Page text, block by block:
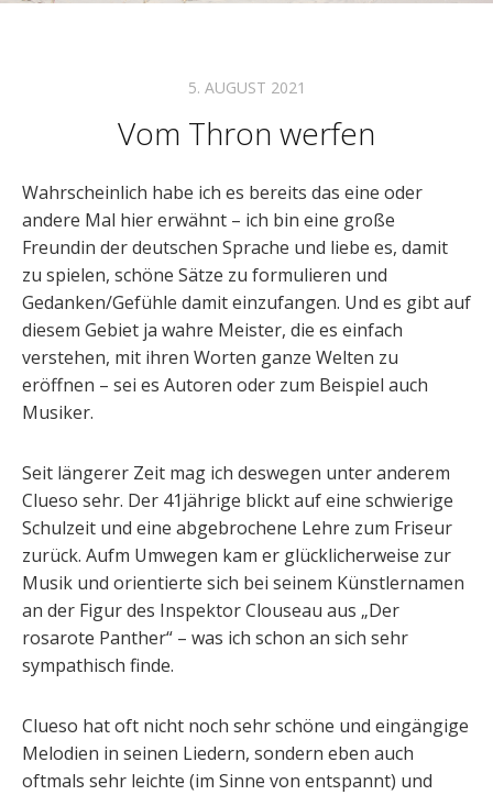
5. AUGUST 2021
Vom Thron werfen
Wahrscheinlich habe ich es bereits das eine oder
andere Mal hier erwähnt – ich bin eine große
Freundin der deutschen Sprache und liebe es, damit
zu spielen, schöne Sätze zu formulieren und
Gedanken/Gefühle damit einzufangen. Und es gibt auf
diesem Gebiet ja wahre Meister, die es einfach
verstehen, mit ihren Worten ganze Welten zu
eröffnen – sei es Autoren oder zum Beispiel auch
Musiker.
Seit längerer Zeit mag ich deswegen unter anderem
Clueso sehr. Der 41jährige blickt auf eine schwierige
Schulzeit und eine abgebrochene Lehre zum Friseur
zurück. Aufm Umwegen kam er glücklicherweise zur
Musik und orientierte sich bei seinem Künstlernamen
an der Figur des Inspektor Clouseau aus „Der
rosarote Panther“ – was ich schon an sich sehr
sympathisch finde.
Clueso hat oft nicht noch sehr schöne und eingängige
Melodien in seinen Liedern, sondern eben auch
oftmals sehr leichte (im Sinne von entspannt) und